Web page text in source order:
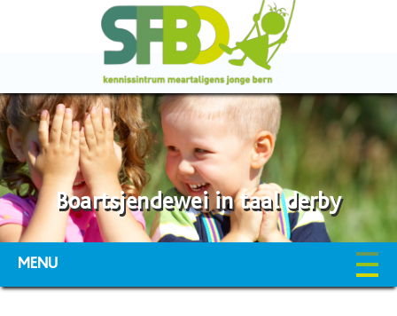
Boartsjendewei in taal derby
MENU